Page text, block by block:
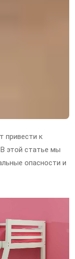
привести к
этой статье мы
опасности и